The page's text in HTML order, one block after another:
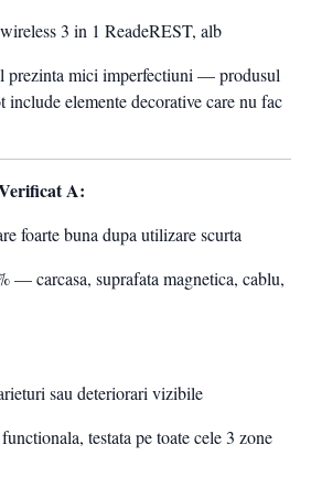
3 in 1 ReadeREST, alb
prezinta mici imperfectiuni — produsul
include elemente decorative care nu fac
A:
foarte buna dupa utilizare scurta
— carcasa, suprafata magnetica, cablu,
sau deteriorari vizibile
testata pe toate cele 3 zone